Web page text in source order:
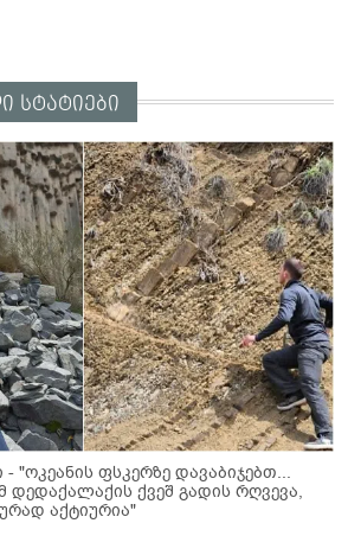
სტატიები
"ოკეანის ფსკერზე დავაბიჯებთ...
დედაქალაქის ქვეშ გადის რღვევა,
აქტიურია"